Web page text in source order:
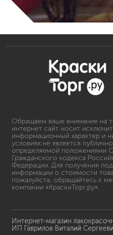
Обращаем ваше внимание на
интернет сайт носит
информационный характер и
условиях не является
определяемой положениями
Гражданского кодекса
Федерации. Для получения
информации о стоимости
пожалуйста, обращайтесь к
компании «КраскиТорг.ру».
Интернет-магазин
ИП Гаврилов Виталий